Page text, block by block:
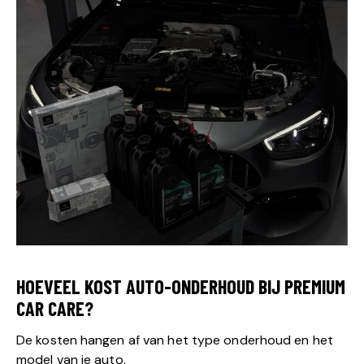
HOEVEEL KOST AUTO-ONDERHOUD BIJ PREMIUM
CAR CARE?
De kosten hangen af van het type onderhoud en het
model van je auto.